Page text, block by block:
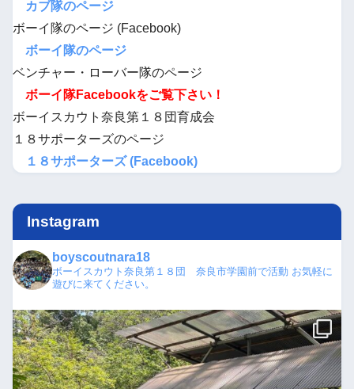
カブ隊のページ
ボーイ隊のページ (Facebook)
ボーイ隊のページ
ベンチャー・ローバー隊のページ
ボーイ隊Facebookをご覧下さい！
ボーイスカウト奈良第１８団育成会
１８サポーターズのページ
１８サポーターズ (Facebook)
Instagram
boyscoutnara18
ボーイスカウト奈良第１８団 奈良市学園前で活動 お気軽に
遊びに来てください。